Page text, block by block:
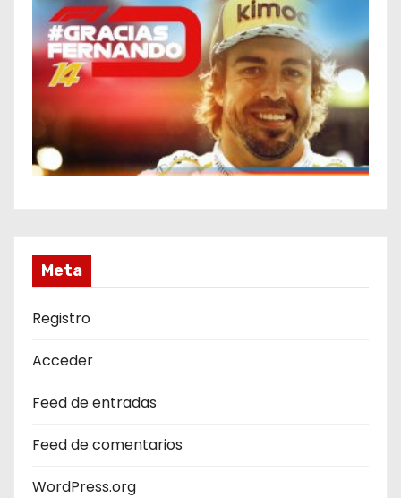
Meta
Registro
Acceder
Feed de entradas
Feed de comentarios
WordPress.org